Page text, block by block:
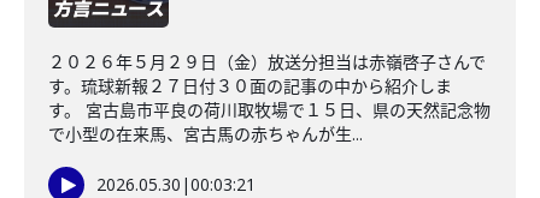
２０２６年５月２９日（金）放送分担当は赤嶺啓子さんで
す。琉球新報２７日付３０面の記事の中から紹介しま
す。 宮古島市平良の荷川取牧場で１５日、県の天然記念物
で小型の在来馬、宮古馬の赤ちゃんが生...
2026.05.30 |00:03:21